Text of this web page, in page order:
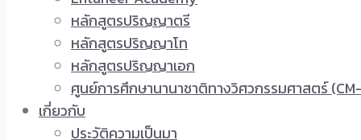
หลักสูตรปริญญาตรี
หลักสูตรปริญญาโท
หลักสูตรปริญญาเอก
ศูนย์การศึกษานานาชาติทางวิศวกรรมศาสตร์
เกี่ยวกับ
ประวัติความเป็นมา